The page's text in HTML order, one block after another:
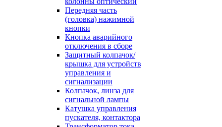
Передняя часть
(головка) нажимной
кнопки
Кнопка аварийного
отключения в сборе
Защитный колпачок/
крышка для устройств
управления и
сигнализации
Колпачок, линза для
сигнальной лампы
Катушка управления
пускателя, контактора